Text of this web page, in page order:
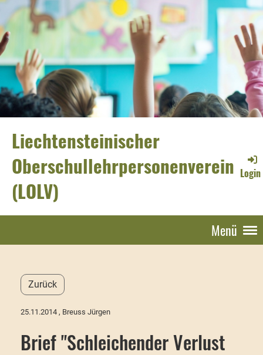
Liechtensteinischer
Oberschullehrpersonenverein
(LOLV)
Login
Menü
Zurück
25.11.2014 , Breuss Jürgen
Brief "Schleichender Verlust